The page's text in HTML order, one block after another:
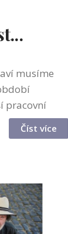
musíme
pracovní
naší
Číst více